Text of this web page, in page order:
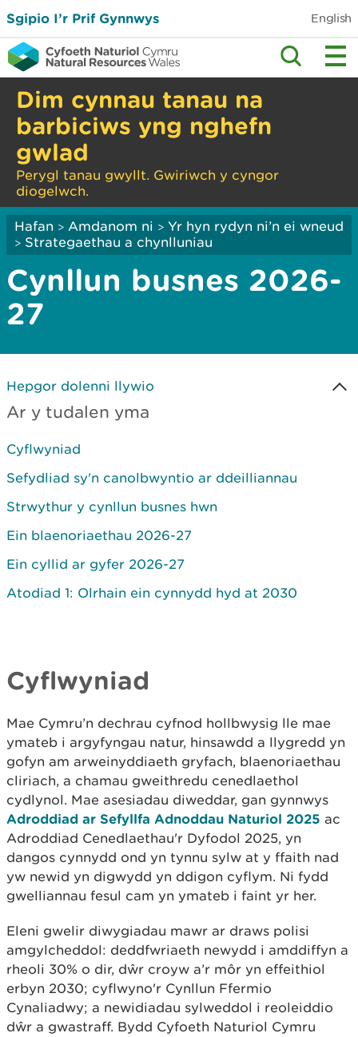
Sgipio I’r Prif Gynnwys English
Dim cynnau tanau na
barbiciws yng nghefn
gwlad
Perygl tanau gwyllt. Gwiriwch y cyngor
diogelwch.
Hafan > Amdanom ni > Yr hyn rydyn ni’n ei wneud
> Strategaethau a chynlluniau
Cynllun busnes 2026-
27
Hepgor dolenni llywio
Ar y tudalen yma
Cyflwyniad
Sefydliad sy'n canolbwyntio ar ddeilliannau
Strwythur y cynllun busnes hwn
Ein blaenoriaethau 2026-27
Ein cyllid ar gyfer 2026-27
Atodiad 1: Olrhain ein cynnydd hyd at 2030
Cyflwyniad
Mae Cymru’n dechrau cyfnod hollbwysig lle mae
ymateb i argyfyngau natur, hinsawdd a llygredd yn
gofyn am arweinyddiaeth gryfach, blaenoriaethau
cliriach, a chamau gweithredu cenedlaethol
cydlynol. Mae asesiadau diweddar, gan gynnwys
Adroddiad ar Sefyllfa Adnoddau Naturiol 2025 ac
Adroddiad Cenedlaethau'r Dyfodol 2025, yn
dangos cynnydd ond yn tynnu sylw at y ffaith nad
yw newid yn digwydd yn ddigon cyflym. Ni fydd
gwelliannau fesul cam yn ymateb i faint yr her.
Eleni gwelir diwygiadau mawr ar draws polisi
amgylcheddol: deddfwriaeth newydd i amddiffyn a
rheoli 30% o dir, dŵr croyw a’r môr yn effeithiol
erbyn 2030; cyflwyno'r Cynllun Ffermio
Cynaliadwy; a newidiadau sylweddol i reoleiddio
dŵr a gwastraff. Bydd Cyfoeth Naturiol Cymru